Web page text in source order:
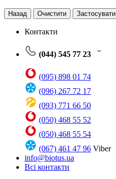
Назад Очистити Застосувати
Контакти
(044) 545 77 23
(095) 898 01 74
(096) 267 72 17
(093) 771 66 50
(050) 468 55 52
(050) 468 55 54
(067) 461 47 96 Viber
info@biotus.ua
Всі контакти